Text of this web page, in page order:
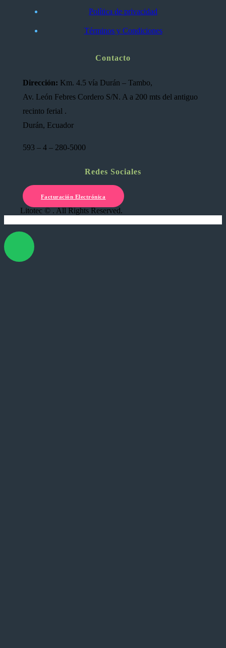
Política de privacidad
Términos y Condiciones
Contacto
Dirección: Km. 4.5 vía Durán – Tambo,
Av. León Febres Cordero S/N. A a 200 mts del antiguo
recinto ferial .
Durán, Ecuador
593 – 4 – 280-5000
Redes Sociales
Facturación Electrónica
Litotec © . All Rights Reserved.